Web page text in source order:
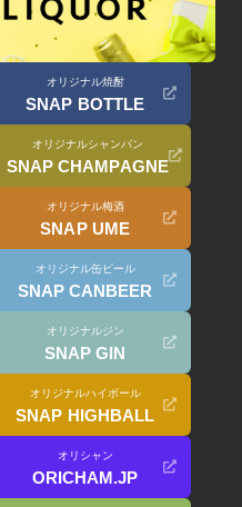
オリジナル焼酎
SNAP BOTTLE
オリジナルシャンパン
SNAP CHAMPAGNE
オリジナル梅酒
SNAP UME
オリジナル缶ビール
SNAP CANBEER
オリジナルジン
SNAP GIN
オリジナルハイボール
SNAP HIGHBALL
オリシャン
ORICHAM.JP